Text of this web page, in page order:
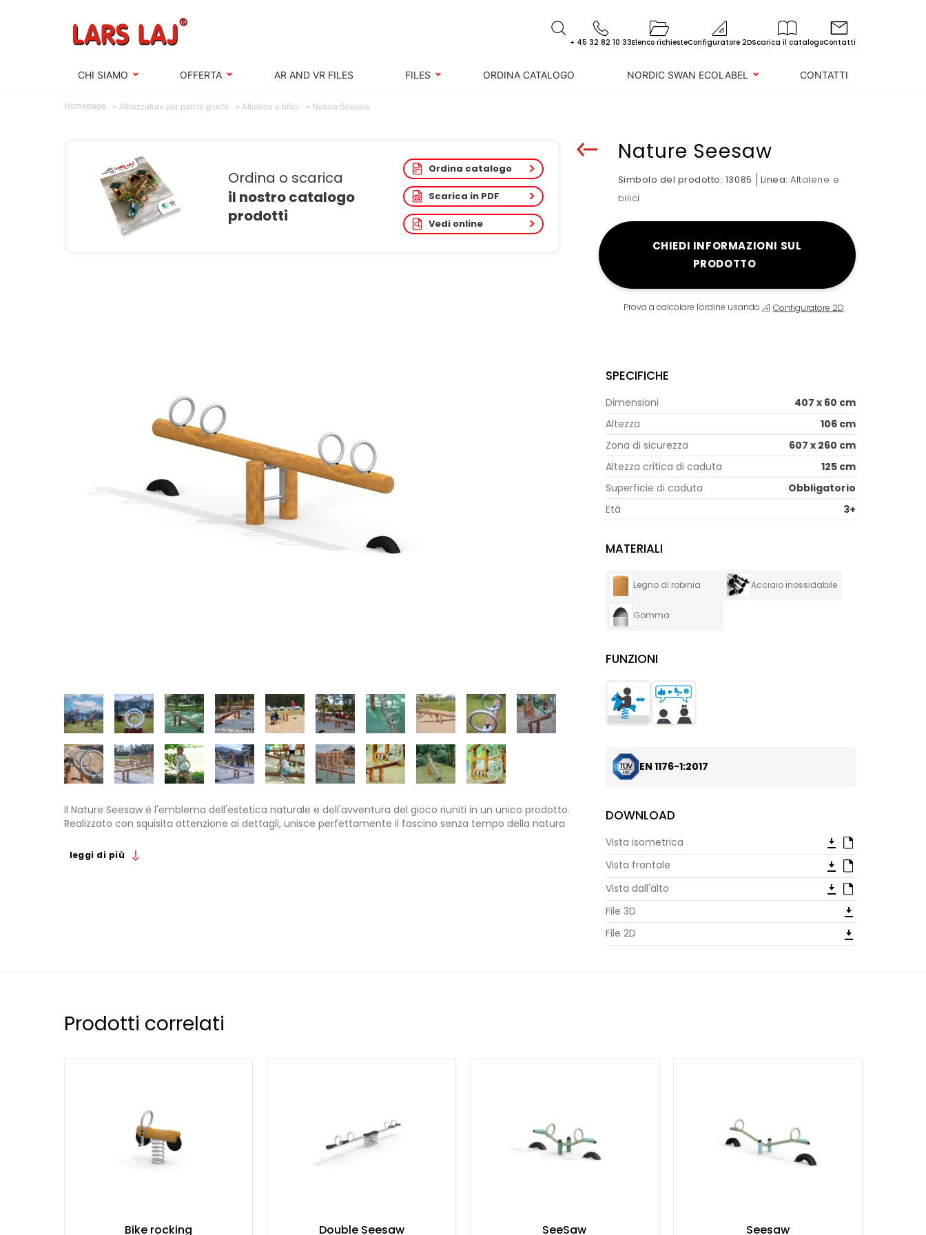
+ 45 32 82 10 33Elenco richiesteConfiguratore 2DScarica il catalogoContatti
CHI SIAMO OFFERTA AR AND VR FILES FILES ORDINA CATALOGO NORDIC SWAN ECOLABEL CONTATTI
Homepage Attrezzature per parchi giochi Altalene e bilici Nature Seesaw
Ordina o scarica
il nostro catalogo
prodotti
Ordina catalogo
Scarica in PDF
Vedi online
Il Nature Seesaw è l'emblema dell'estetica naturale e dell'avventura del gioco riuniti in un unico prodotto.
Realizzato con squisita attenzione ai dettagli, unisce perfettamente il fascino senza tempo della natura
Il Nature Seesaw vanta una larghezza di 60 cm e una lunghezza di 407 cm, creando ampio spazio per far
Le maniglie circolari e i due rinforzi sui montanti sono realizzati in acciaio inox, un materiale celebrato per
robustezza e longevità. La sua resistenza alla ruggine e ad altri fattori ambientali garantisce la
design sono incorporati pneumatici in gomma (paracolpi).
che i bambini possano giocare liberamente e in sicurezza. L'uso di una superficie di caduta adeguata è
richiesto per aumentare ulteriormente la sicurezza durante il gioco.
Una giornata sul Nature Seesaw non è solo divertimento; è anche un modo coinvolgente per sostenere
lo sviluppo psicofisico dei bambini. Il movimento ritmico dell'altalena a bilico favorisce l'equilibrio e la
Il Nature Seesaw è più di un'attrezzatura da parco giochi. Rappresenta un punto d'incontro tra la gioia dei
leggi di più
Nature Seesaw
Simbolo del prodotto: 13085 Linea:Altalene e
bilici
CHIEDI INFORMAZIONI SUL
PRODOTTO
Prova a calcolare l'ordine usando Configuratore 2D
SPECIFICHE
Dimensioni
407 x 60 cm
Altezza
106 cm
Zona di sicurezza
607 x 260 cm
Altezza critica di caduta
125 cm
Superficie di caduta
Obbligatorio
Età
3+
MATERIALI
Legno di robinia Acciaio inossidabile
Gomma
FUNZIONI
EN 1176-1:2017
DOWNLOAD
Vista isometrica
Vista frontale
Vista dall'alto
File 3D
File 2D
Prodotti correlati
Bike rocking Double Seesaw SeeSaw Seesaw